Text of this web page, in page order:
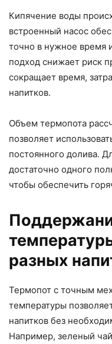
Кипячение воды
встроенный насос
точно в нужное время
подход снижает риск
сокращает время,
напитков.
Объем термопота
позволяет
постоянного долива.
достаточно одного
чтобы обеспечить
разных
Термопот с точным
температуры
напитков без
Например, зеленый